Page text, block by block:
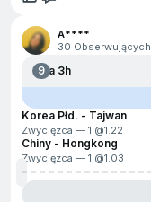
A****
30 Obserwujących
9Za 3h
Korea Płd. - Tajwan
Zwycięzca — 1 @1.22
Chiny - Hongkong
Zwycięzca — 1 @1.03